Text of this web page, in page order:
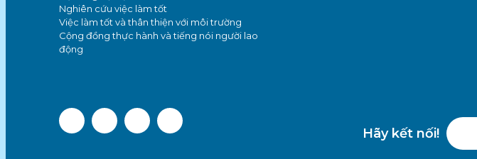
Nghiên cứu việc làm tốt
Việc làm tốt và thân thiện với môi trường
Cộng đồng thực hành và tiếng nói người lao
động
Hãy kết nối!